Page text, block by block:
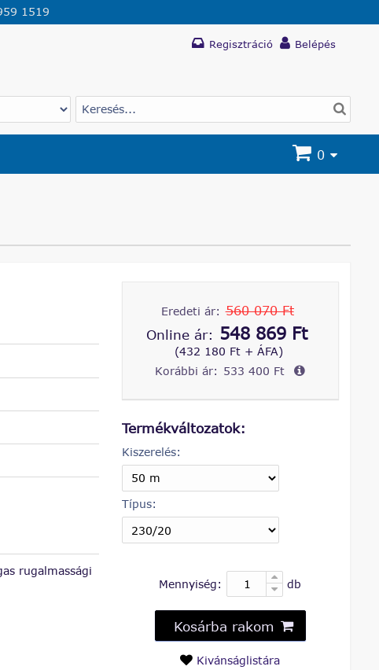
1519
Regisztráció Belépés
0
rugalmassági
Eredeti ár: 560 070 Ft
Online ár: 548 869 Ft
(432 180 Ft + ÁFA)
Korábbi ár: 533 400 Ft
Termékváltozatok:
Kiszerelés:
Típus:
Mennyiség: db
Kosárba rakom
Kivánságlistára